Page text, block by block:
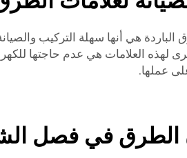
الباردة هي أنها سهلة التركيب
لهذه العلامات هي عدم حاجتها
عملها.
في فصل